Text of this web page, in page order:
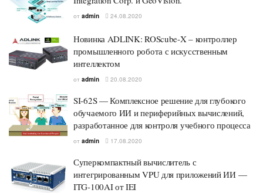
от admin 24.08.2020
Новинка ADLINK: ROScube-X – контроллер
промышленного робота с искусственным
интеллектом
от admin 20.08.2020
SI-62S — Комплексное решение для глубокого
обучаемого ИИ и периферийных вычислений,
разработанное для контроля учебного процесса
от admin 17.08.2020
Суперкомпактный вычислитель с
интегрированным VPU для приложений ИИ —
ITG-100AI от IEI